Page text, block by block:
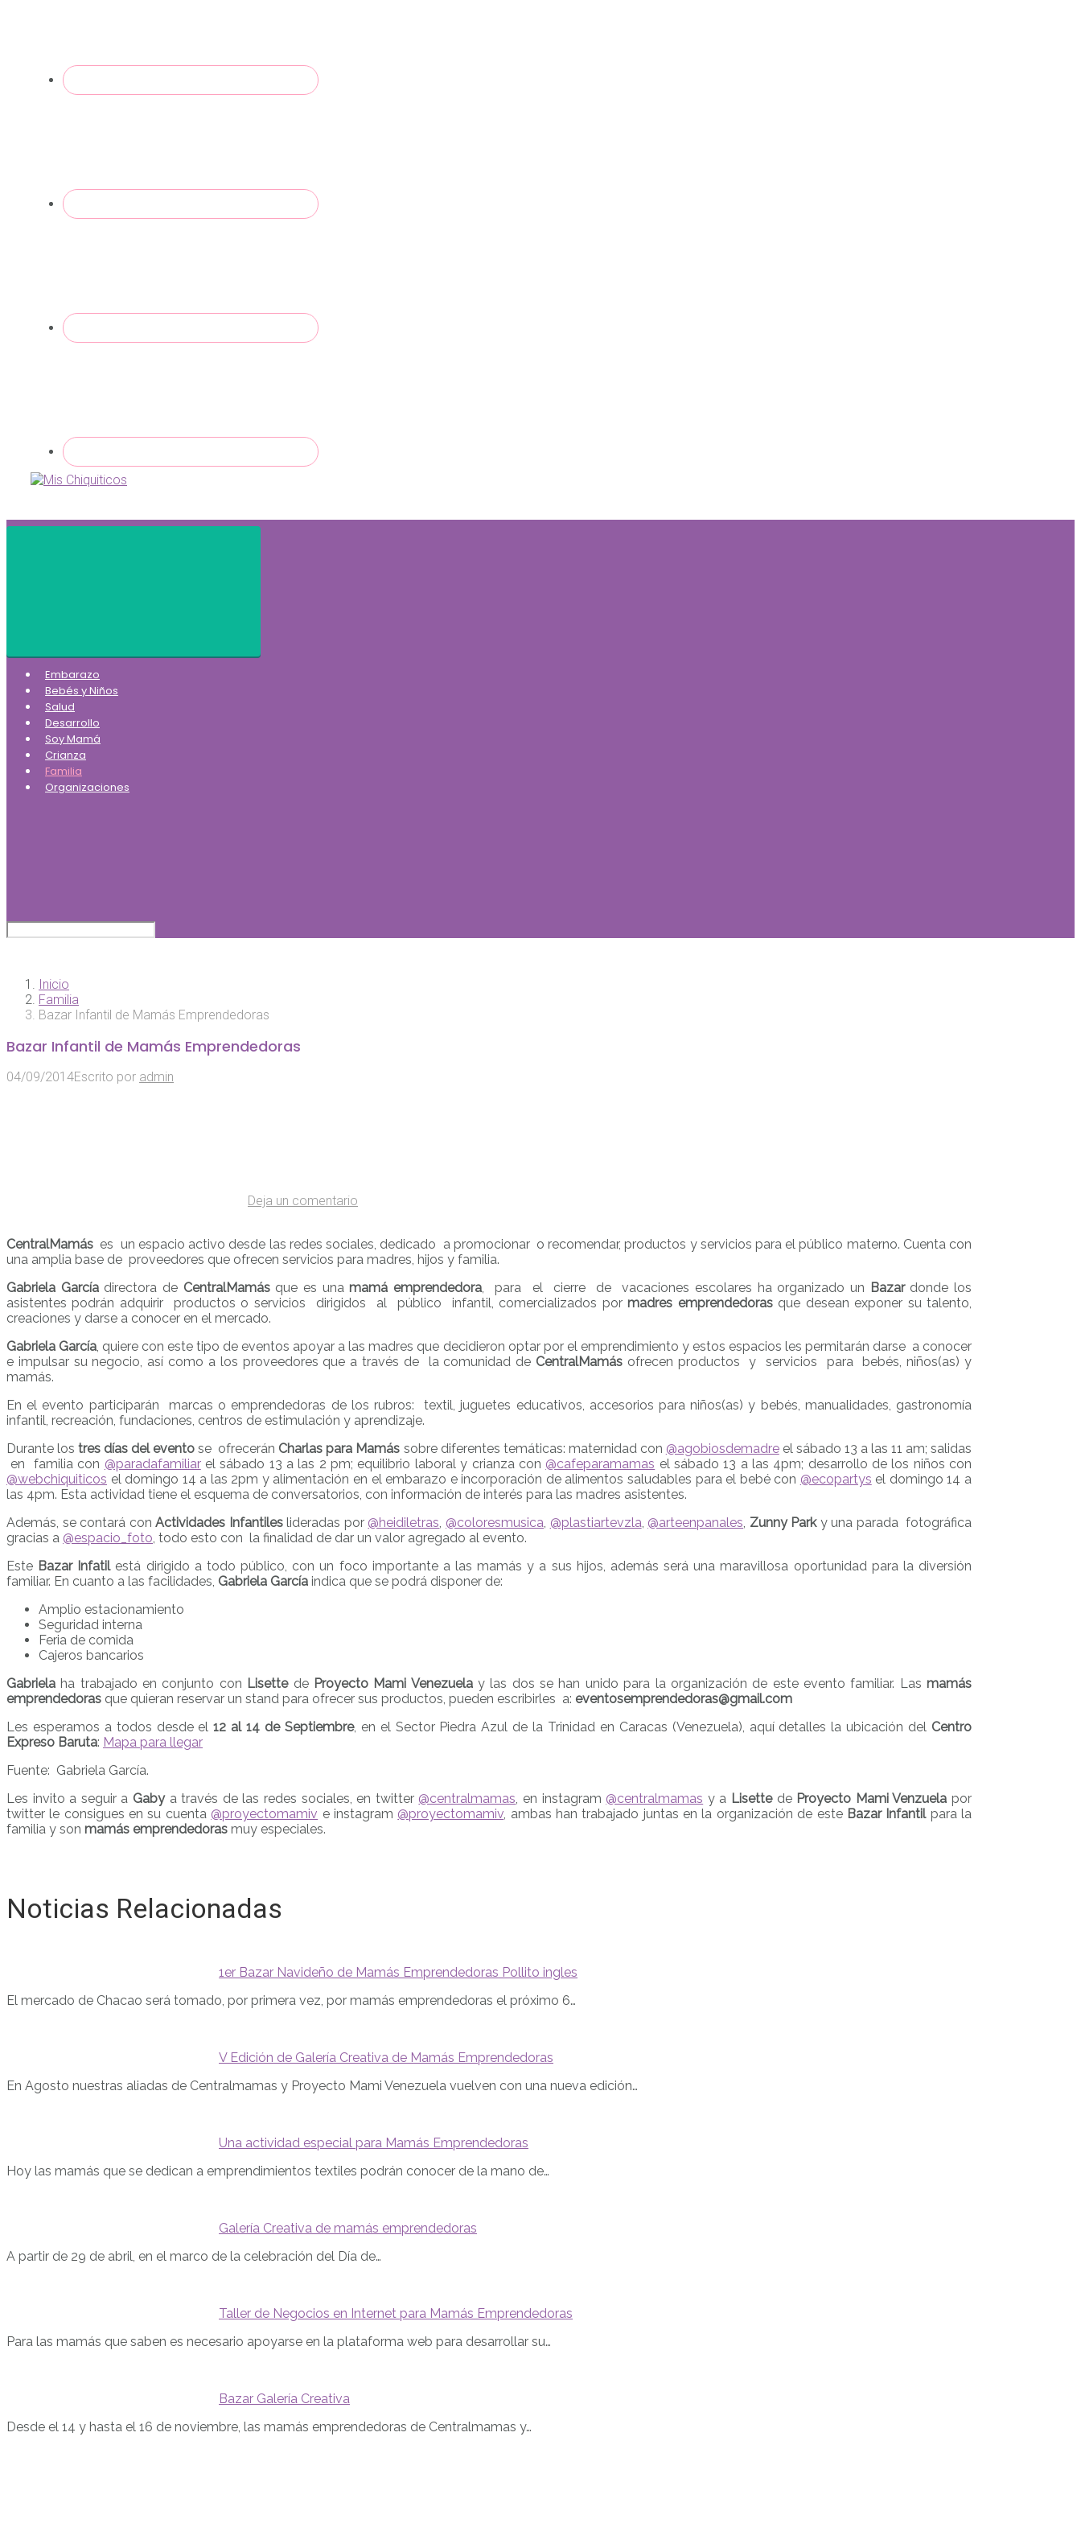
Embarazo
Bebés y Niños
Salud
Desarrollo
Soy Mamá
Crianza
Familia
Organizaciones
Inicio
Familia
Bazar Infantil de Mamás Emprendedoras
Bazar Infantil de Mamás Emprendedoras
04/09/2014Escrito por admin
Deja un comentario
CentralMamás es un espacio activo desde las redes sociales, dedicado a promocionar o recomendar, productos y servicios para el público materno. Cuenta con
una amplia base de proveedores que ofrecen servicios para madres, hijos y familia.
Gabriela Garcíadirectora de CentralMamásque es unamamá emprendedora, para el cierre de vacaciones escolares ha organizado un Bazardonde los
asistentes podrán adquirir productos o servicios dirigidos al público infantil, comercializados pormadres emprendedorasque desean exponer su talento,
creaciones y darse a conocer en el mercado.
Gabriela García, quiere con este tipo de eventos apoyar a las madres que decidieron optar por el emprendimiento y estos espacios les permitarán darse a conocer
e impulsar su negocio, así como a los proveedores que a través de la comunidad de CentralMamás ofrecen productos y servicios para bebés, niños(as) y
mamás.
En el evento participarán marcas o emprendedoras de los rubros: textil, juguetes educativos, accesorios para niños(as) y bebés, manualidades, gastronomía
infantil, recreación, fundaciones, centros de estimulación y aprendizaje.
Durante lostres días del evento se ofrecerán Charlas para Mamás sobre diferentes temáticas: maternidad con @agobiosdemadreel sábado 13 a las 11 am; salidas
en familia con @paradafamiliarel sábado 13 a las 2 pm; equilibrio laboral y crianza con @cafeparamamas el sábado 13 a las 4pm; desarrollo de los niños con
@webchiquiticos el domingo 14 a las 2pm y alimentación en el embarazo e incorporación de alimentos saludables para el bebé con @ecopartys el domingo 14 a
las 4pm. Esta actividad tiene el esquema de conversatorios, con información de interés para las madres asistentes.
Además, se contará conActividades Infantileslideradas por @heidiletras, @coloresmusica, @plastiartevzla, @arteenpanales, Zunny Park y una parada fotográfica
gracias a @espacio_foto, todo esto con la finalidad de dar un valor agregado al evento.
Este Bazar Infatilestá dirigido a todo público, con un foco importante a las mamás y a sus hijos, además será una maravillosa oportunidad para la diversión
familiar. En cuanto a las facilidades, Gabriela García indica que se podrá disponer de:
Amplio estacionamiento
Seguridad interna
Feria de comida
Cajeros bancarios
Gabriela ha trabajado en conjunto con Lisettede Proyecto Mami Venezuelay las dos se han unido para la organización de este evento familiar. Lasmamás
emprendedoras que quieran reservar un stand para ofrecer sus productos, pueden escribirles a: eventosemprendedoras@gmail.com
Les esperamos a todos desde el12 al 14 de Septiembre, en el Sector Piedra Azul de la Trinidad en Caracas (Venezuela), aquí detalles la ubicación del Centro
Expreso Baruta: Mapa para llegar
Fuente: Gabriela García.
Les invito a seguir a Gabya través de las redes sociales, en twitter @centralmamas, en instagram @centralmamas y a Lisettede Proyecto Mami Venzuela por
twitter le consigues en su cuenta @proyectomamiv e instagram @proyectomamiv, ambas han trabajado juntas en la organización de este Bazar Infantilpara la
familia y son mamás emprendedoras muy especiales.
Noticias Relacionadas
1er Bazar Navideño de Mamás Emprendedoras Pollito ingles
El mercado de Chacao será tomado, por primera vez, por mamás emprendedoras el próximo 6…
V Edición de Galería Creativa de Mamás Emprendedoras
En Agosto nuestras aliadas de Centralmamas y Proyecto Mami Venezuela vuelven con una nueva edición…
Una actividad especial para Mamás Emprendedoras
Hoy las mamás que se dedican a emprendimientos textiles podrán conocer de la mano de…
Galería Creativa de mamás emprendedoras
A partir de 29 de abril, en el marco de la celebración del Día de…
Taller de Negocios en Internet para Mamás Emprendedoras
Para las mamás que saben es necesario apoyarse en la plataforma web para desarrollar su…
Bazar Galería Creativa
Desde el 14 y hasta el 16 de noviembre, las mamás emprendedoras de Centralmamas y…